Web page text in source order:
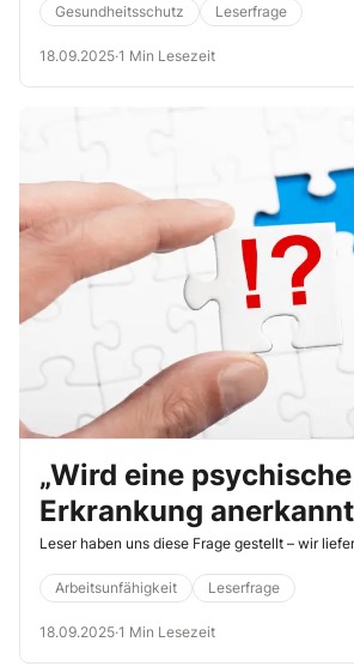
Gesundheitsschutz Leserfrage
18.09.2025·1 Min Lesezeit
„Wird eine psychische
Erkrankung
Leser haben uns diese Frage gestellt – wir
Arbeitsunfähigkeit Leserfrage
18.09.2025·1 Min Lesezeit